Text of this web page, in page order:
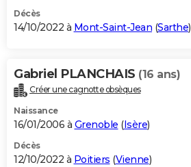
Décès
14/10/2022 à Mont-Saint-Jean (Sarthe)
Gabriel PLANCHAIS (16 ans)
Créer une cagnotte obsèques
Naissance
16/01/2006 à Grenoble (Isère)
Décès
12/10/2022 à Poitiers (Vienne)